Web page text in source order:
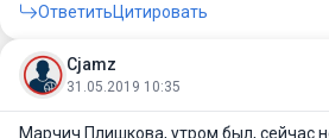
ОтветитьЦитировать
Cjamz
31.05.2019 10:35
Марчич Плишкова, утром был, сейчас